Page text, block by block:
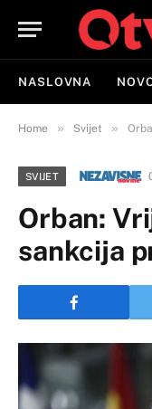
NASLOVNA
Home » Svijet »
SVIJET
Orban:
sankcija